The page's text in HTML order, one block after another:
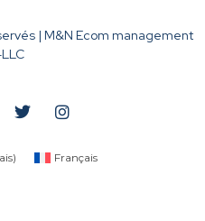
| M&N Ecom management
) Français